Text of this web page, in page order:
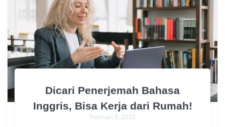
Dicari Penerjemah Bahasa
Inggris, Bisa Kerja dari Rumah!
Februari 8, 2023